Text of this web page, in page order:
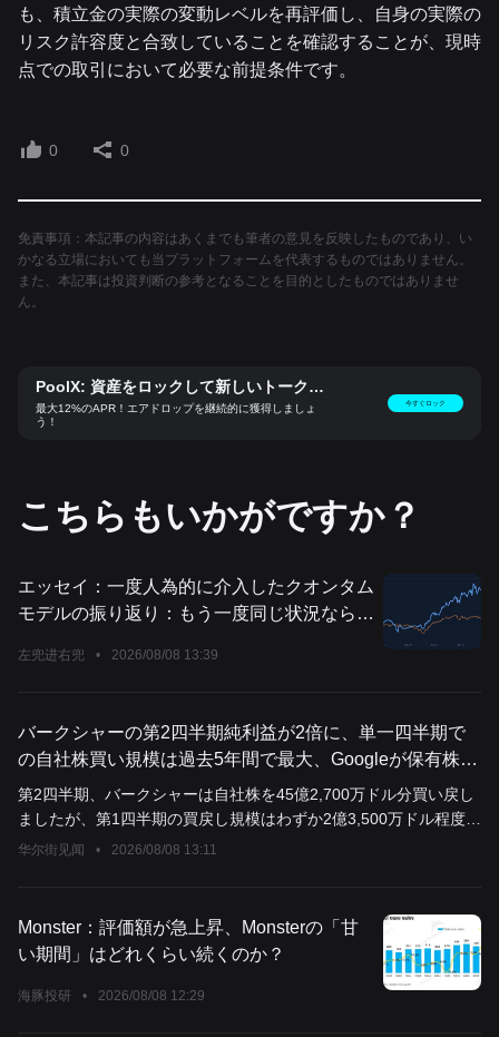
も、積立金の実際の変動レベルを再評価し、自身の実際の
リスク許容度と合致していることを確認することが、現時
点での取引において必要な前提条件です。
0 0
免責事項：本記事の内容はあくまでも筆者の意見を反映したものであり、い
かなる立場においても当プラットフォームを代表するものではありません。
また、本記事は投資判断の参考となることを目的としたものではありませ
ん。
PoolX: 資産をロックして新しいトークン
をゲット
最大12%のAPR！エアドロップを継続的に獲得しましょ
う！
今すぐロック
こちらもいかがですか？
エッセイ：一度人為的に介入したクオンタム
モデルの振り返り：もう一度同じ状況なら、
左兜进右兜 • 2026/08/08 13:39
バークシャーの第2四半期純利益が2倍に、単一四半期で
の自社株買い規模は過去5年間で最大、Googleが保有株上
位5社にランクイン
第2四半期、バークシャーは自社株を45億2,700万ドル分買い戻し
ましたが、第1四半期の買戻し規模はわずか2億3,500万ドル程度で
した。上半期合計で約47億6,000万ドルの自社株買い戻しとなり、
じたAlphabet普通株の購入も含まれています。これにより、
Googleは同社の主要上位5銘柄に正式に加わりました。
华尔街见闻 • 2026/08/08 13:11
Monster：評価額が急上昇、Monsterの「甘
い期間」はどれくらい続くのか？
海豚投研 • 2026/08/08 12:29